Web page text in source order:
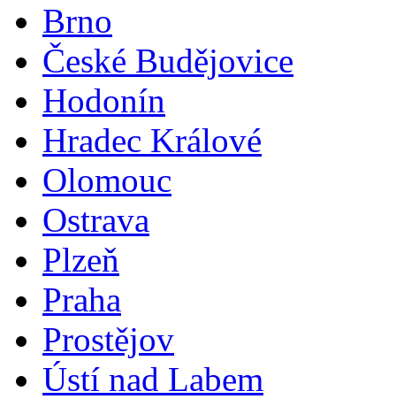
Brno
České Budějovice
Hodonín
Hradec Králové
Olomouc
Ostrava
Plzeň
Praha
Prostějov
Ústí nad Labem